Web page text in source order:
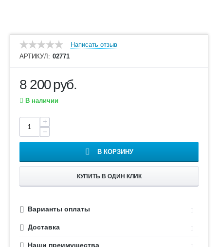
Написать отзыв
АРТИКУЛ: 02771
8 200руб.
В наличии
+
−
В КОРЗИНУ
КУПИТЬ В ОДИН КЛИК
Варианты оплаты
Доставка
Наши преимущества